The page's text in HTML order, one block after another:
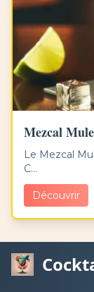
Mezcal Mule
Le Mezcal
C...
Découvrir